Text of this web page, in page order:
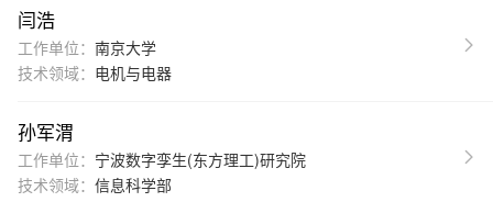
闫浩
工作单位： 南京大学
技术领域： 电机与电器
孙军渭
工作单位： 宁波数字孪生(东方理工)研究院
技术领域： 信息科学部